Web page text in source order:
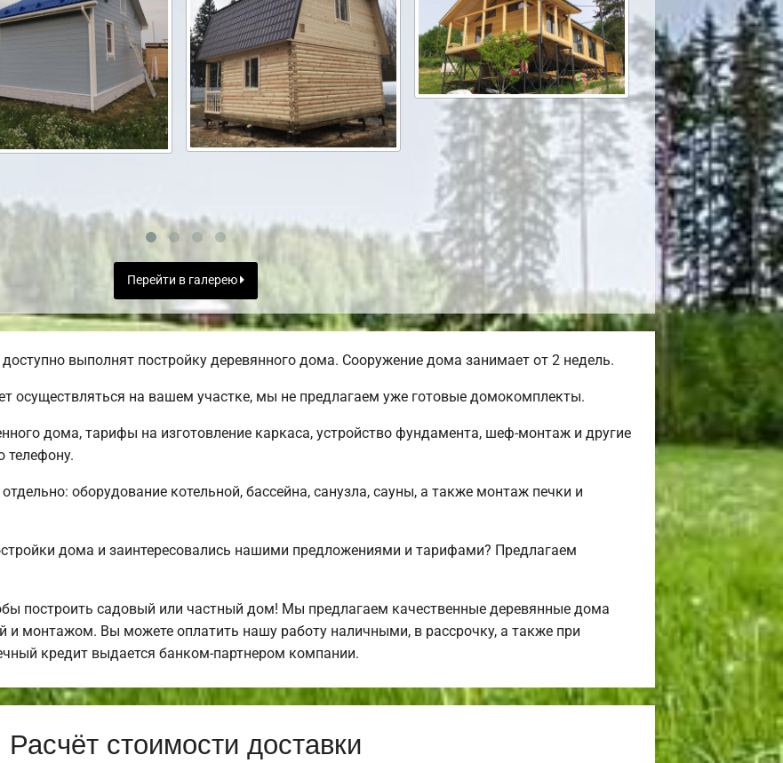
Перейти в галерею
выполнят постройку деревянного дома. Сооружение дома занимает от 2 недель.
осуществляться на вашем участке, мы не предлагаем уже готовые домокомплекты.
дома, тарифы на изготовление каркаса, устройство фундамента, шеф-монтаж и другие
телефону.
оборудование котельной, бассейна, санузла, сауны, а также монтаж печки и
дома и заинтересовались нашими предложениями и тарифами? Предлагаем
построить садовый или частный дом! Мы предлагаем качественные деревянные дома
и монтажом. Вы можете оплатить нашу работу наличными, в рассрочку, а также при
кредит выдается банком-партнером компании.
Расчёт стоимости доставки